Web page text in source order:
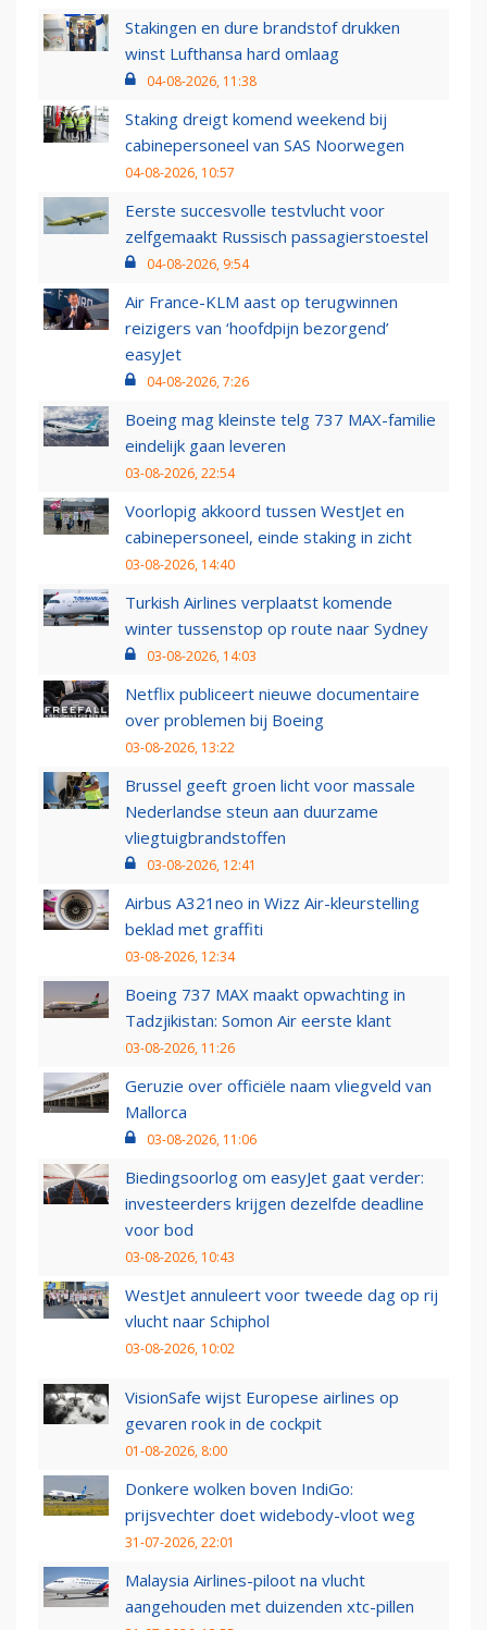
Stakingen en dure brandstof drukken
winst Lufthansa hard omlaag
04-08-2026, 11:38
Staking dreigt komend weekend bij
cabinepersoneel van SAS Noorwegen
04-08-2026, 10:57
Eerste succesvolle testvlucht voor
zelfgemaakt Russisch passagierstoestel
04-08-2026, 9:54
Air France-KLM aast op terugwinnen
reizigers van ‘hoofdpijn bezorgend’
easyJet
04-08-2026, 7:26
Boeing mag kleinste telg 737 MAX-familie
eindelijk gaan leveren
03-08-2026, 22:54
Voorlopig akkoord tussen WestJet en
cabinepersoneel, einde staking in zicht
03-08-2026, 14:40
Turkish Airlines verplaatst komende
winter tussenstop op route naar Sydney
03-08-2026, 14:03
Netflix publiceert nieuwe documentaire
over problemen bij Boeing
03-08-2026, 13:22
Brussel geeft groen licht voor massale
Nederlandse steun aan duurzame
vliegtuigbrandstoffen
03-08-2026, 12:41
Airbus A321neo in Wizz Air-kleurstelling
beklad met graffiti
03-08-2026, 12:34
Boeing 737 MAX maakt opwachting in
Tadzjikistan: Somon Air eerste klant
03-08-2026, 11:26
Geruzie over officiële naam vliegveld van
Mallorca
03-08-2026, 11:06
Biedingsoorlog om easyJet gaat verder:
investeerders krijgen dezelfde deadline
voor bod
03-08-2026, 10:43
WestJet annuleert voor tweede dag op rij
vlucht naar Schiphol
03-08-2026, 10:02
VisionSafe wijst Europese airlines op
gevaren rook in de cockpit
01-08-2026, 8:00
Donkere wolken boven IndiGo:
prijsvechter doet widebody-vloot weg
31-07-2026, 22:01
Malaysia Airlines-piloot na vlucht
aangehouden met duizenden xtc-pillen